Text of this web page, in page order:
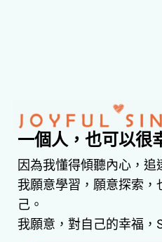
一個人，也可以很
因為我懂得傾聽內心，追
我願意學習，願意探索，
己。
我願意，對自己的幸福，